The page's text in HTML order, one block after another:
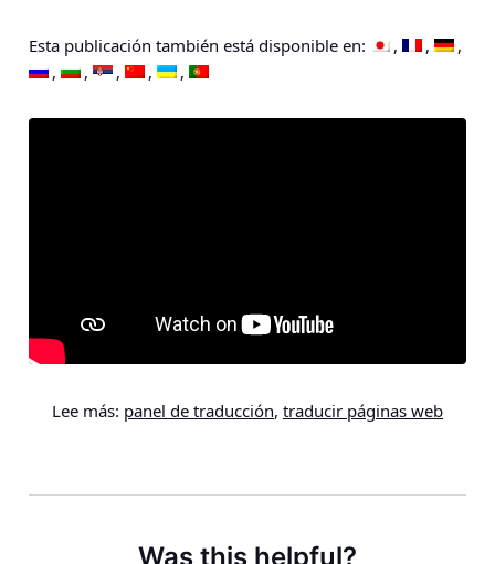
Esta publicación también está disponible en:
Lee más: panel de traducción, traducir páginas web
Was this helpful?